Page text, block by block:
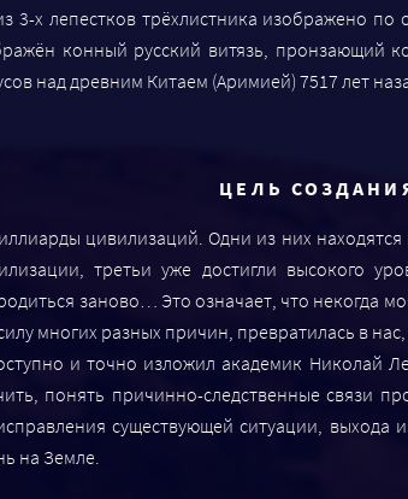
3-х лепестков трёхлистника изображено
конный русский витязь, пронзающий
над древним Китаем (Аримией) 7517 лет
ЦЕЛЬ
цивилизаций. Одни из них находятся
третьи уже достигли высокого
заново… Это означает, что некогда
многих разных причин, превратилась в
и точно изложил академик Николай
понять причинно-следственные связи
существующей ситуации,
на Земле.